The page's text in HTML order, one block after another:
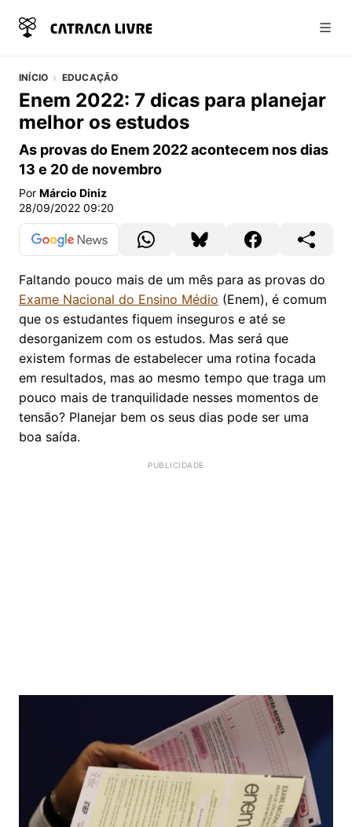
INÍCIO EDUCAÇÃO
Enem 2022: 7 dicas para planejar
melhor os estudos
As provas do Enem 2022 acontecem nos dias
13 e 20 de novembro
Por Márcio Diniz
28/09/2022 09:20
Faltando pouco mais de um mês para as provas do
Exame Nacional do Ensino Médio (Enem), é comum
que os estudantes fiquem inseguros e até se
desorganizem com os estudos. Mas será que
existem formas de estabelecer uma rotina focada
em resultados, mas ao mesmo tempo que traga um
pouco mais de tranquilidade nesses momentos de
tensão? Planejar bem os seus dias pode ser uma
boa saída.